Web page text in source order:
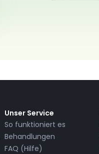
Unser Service
So funktioniert es
Behandlungen
FAQ (Hilfe)